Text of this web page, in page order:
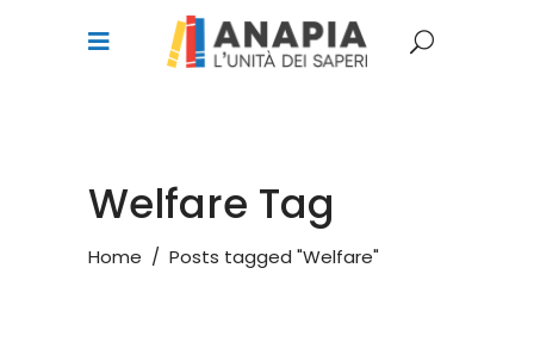
Welfare Tag
Home / Posts tagged "Welfare"